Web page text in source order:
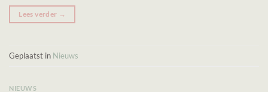
Lees verder →
Geplaatst in Nieuws
NIEUWS